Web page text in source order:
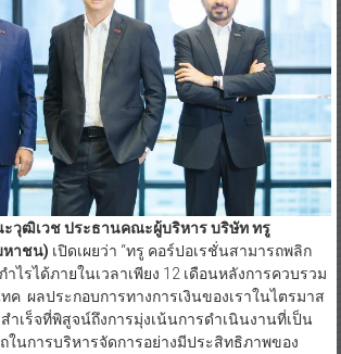
เวช ประธานคณะผู้บริหาร บริษัท ทรู
หาชน) เปิดเผยว่า “ทรู คอร์ปอเรชั่นสามารถพลิก
ไรได้ภายในเวลาเพียง 12 เดือนหลังการควบรวม
ค ผลประกอบการทางการเงินของเราในไตรมาส
ำเร็จที่พิสูจน์ถึงการมุ่งเน้นการดำเนินงานที่เป็น
ในการบริหารจัดการอย่างมีประสิทธิภาพของ